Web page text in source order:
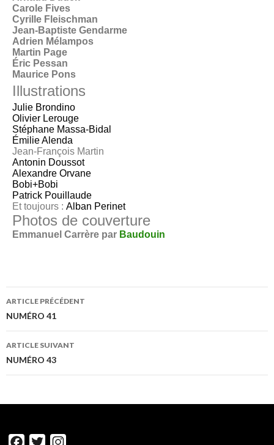
Carole Fives
Cyrille Fleischman
Jean-Baptiste Gendarme
Adrien Mélampos
Martin Page
Éric Pessan
Maurice Pons
Illustrations
Julie Brondino
Olivier Lerouge
Stéphane Massa-Bidal
Émilie Alenda
Jean-François Martin
Antonin Doussot
Alexandre Orvane
Bobi+Bobi
Patrick Pouillaude
Et toujours : Alban Perinet
Photos de couverture
Emmanuel Carrère par Baudouin
ARTICLE PRÉCÉDENT
NUMÉRO 41
ARTICLE SUIVANT
NUMÉRO 43